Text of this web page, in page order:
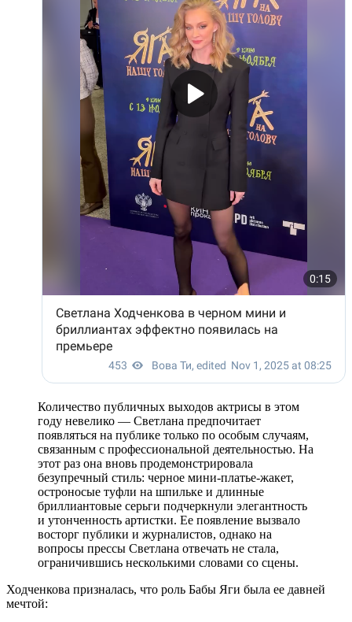
Количество публичных выходов актрисы в этом
году невелико — Светлана предпочитает
появляться на публике только по особым случаям,
связанным с профессиональной деятельностью. На
этот раз она вновь продемонстрировала
безупречный стиль: черное мини-платье-жакет,
остроносые туфли на шпильке и длинные
бриллиантовые серьги подчеркнули элегантность
и утонченность артистки. Ее появление вызвало
восторг публики и журналистов, однако на
вопросы прессы Светлана отвечать не стала,
ограничившись несколькими словами со сцены.
Ходченкова призналась, что роль Бабы Яги была ее давней
мечтой: